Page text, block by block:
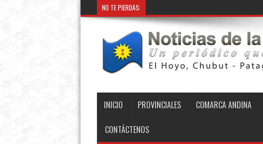
NO TE PIERDAS:
INICIO PROVINCIALES COMARCA ANDINA
CONTÁCTENOS